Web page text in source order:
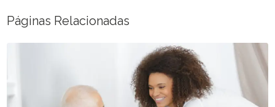
Páginas Relacionadas